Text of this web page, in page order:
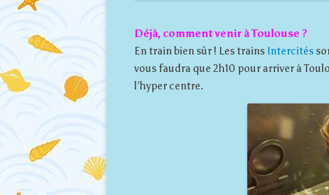
Déjà, comment venir à Toulouse ?
En train bien sûr ! Les trains Intercités
vous faudra que 2h10 pour arriver à
l’hyper centre.